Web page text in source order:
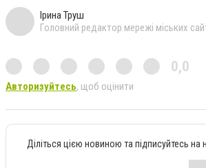
Ірина Труш
Головний редактор мережі міських
0,0
Авторизуйтесь, щоб оцінити
Діліться цією новиною та підписуйтесь на